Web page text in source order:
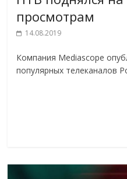
просмотрам
14.08.2019
Компания Mediascope
популярных телеканалов